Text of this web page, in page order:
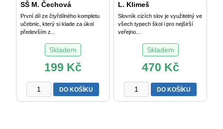
SŠ M. Čechová
První díl ze čtyřdílného kompletu
učebnic, který si klade za úkol
především z...
Skladem
199 Kč
ČESKÝ
JAZYK
DO KOŠÍKU
L. Klimeš
Slovník cizích slov je využitelný ve
všech typech škol i pro nejširší
veřejno...
Skladem
470 Kč
SLOVNÍK
CIZÍCH
DO KOŠÍKU